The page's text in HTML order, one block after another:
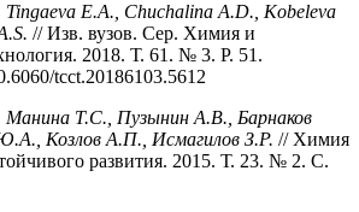
Tingaeva E.A., Chuchalina A.D., Kobeleva
// Изв. вузов. Сер. Химия и
2018. Т. 61. № 3. P. 51.
tcct.20186103.5612
Т.С., Пузынин А.В., Барнаков
Козлов А.П., Исмагилов З.Р. // Химия
развития. 2015. Т. 23. № 2. С.